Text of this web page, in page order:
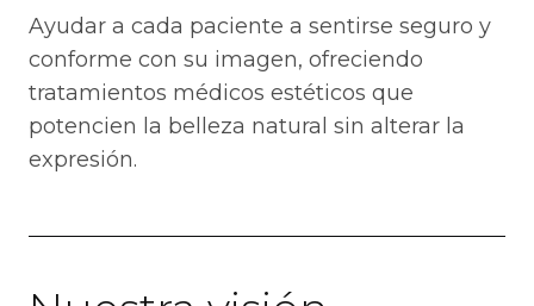
Ayudar a cada paciente a sentirse seguro y
conforme con su imagen, ofreciendo
tratamientos médicos estéticos que
potencien la belleza natural sin alterar la
expresión.